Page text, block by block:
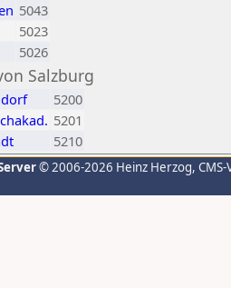
5043
5023
5026
Salzburg
5200
5201
5210
© 2006-2026 Heinz Herzog,